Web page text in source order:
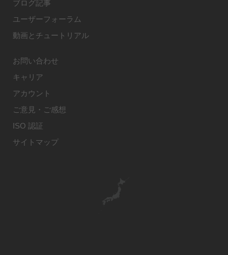
ブログ記事
ユーザーフォーラム
動画とチュートリアル
お問い合わせ
キャリア
アカウント
ご意見・ご感想
ISO 認証
サイトマップ